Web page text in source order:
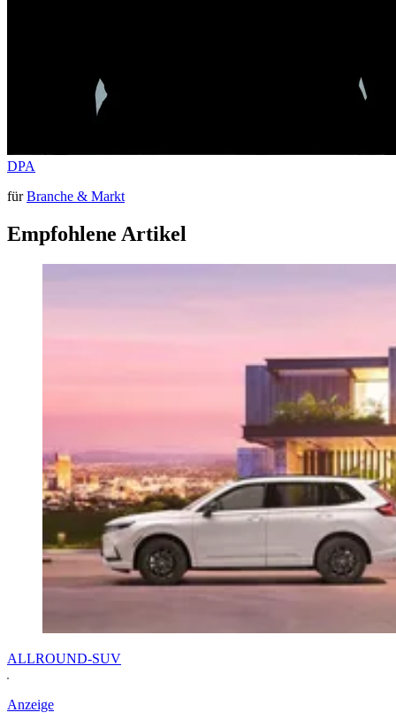
DPA
fürBranche & Markt
Empfohlene Artikel
ALLROUND-SUV
Anzeige